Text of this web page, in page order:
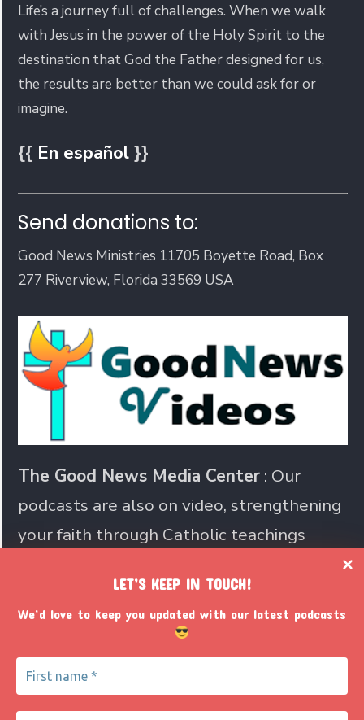
LET’S KEEP IN TOUCH!
We’d love to keep you updated with our latest podcasts
Life’s a journey full of challenges. When we walk
with Jesus in the power of the Holy Spirit to the
destination that God the Father designed for us,
the results are better than we could ask for or
imagine.
{{ En español}}
Send donations to:
Good News Ministries 11705 Boyette Road, Box
277 Riverview, Florida 33569 USA
The Good News Media Center : Our
podcasts are also on video, strengthening
your faith through Catholic teachings
Join us in sharing the Catholic
faith with the world